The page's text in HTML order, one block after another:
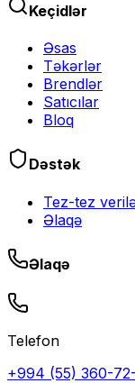
Keçidlər
Əsas
Təkərlər
Brendlər
Satıcılar
Bloq
Dəstək
Tez-tez
Əlaqə
Əlaqə
Telefon
+994 (55) 360-